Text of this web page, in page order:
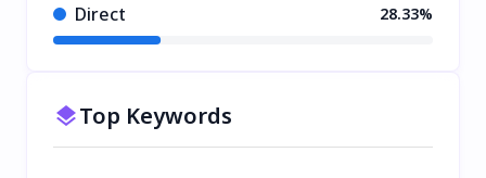
Direct 28.33%
Top Keywords